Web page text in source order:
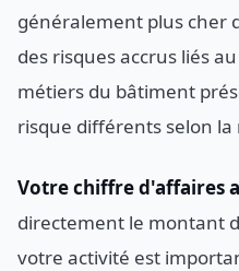
généralement plus cher
des risques accrus liés
métiers du bâtiment
risque différents selon
Votre chiffre d'affaires
directement le montant
votre activité est